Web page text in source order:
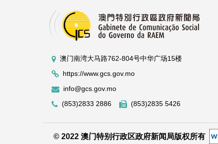
澳门南湾大马路762-804号中华广场15楼
https://www.gcs.gov.mo
info@gcs.gov.mo
(853)2833 2886
(853)2835 5426
© 2022 澳门特别行政区政府新闻局版权所有